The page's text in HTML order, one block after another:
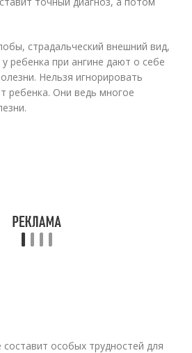
страдальческий внешний вид,
ребенка при ангине дают о себе
Нельзя игнорировать
ребенка. Они ведь многое
особых трудностей для